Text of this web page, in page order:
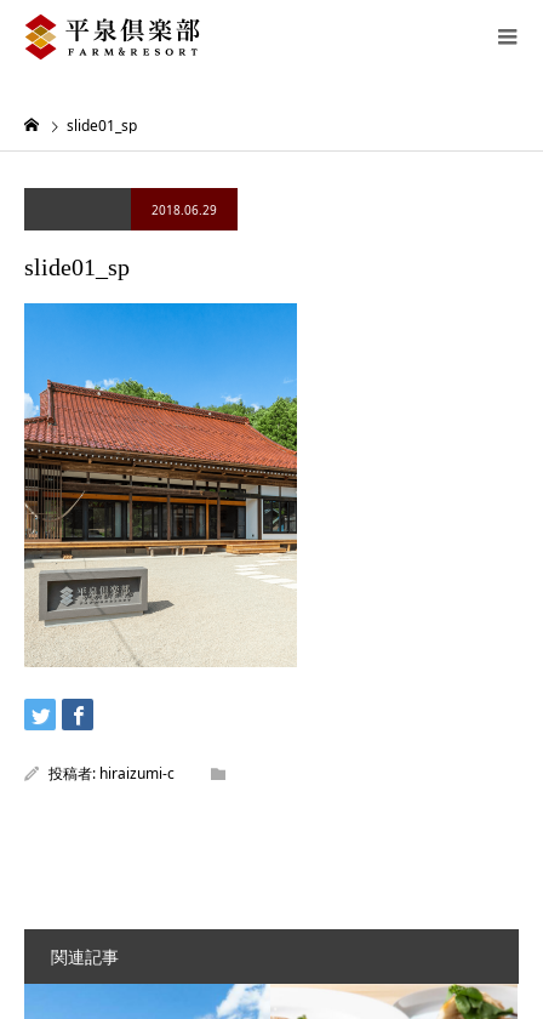
slide01_sp
2018.06.29
slide01_sp
投稿者: hiraizumi-c
関連記事